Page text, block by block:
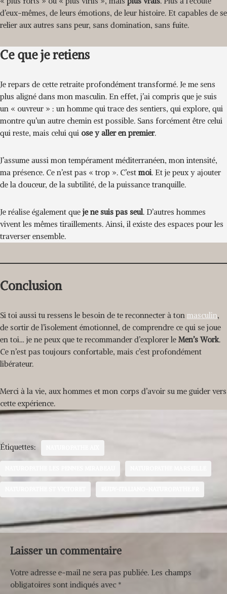
d’eux-mêmes, de leurs émotions, de leur histoire. Et capables de se
relier aux autres sans peur, sans domination, sans fuite.
Ce que je retiens
Je repars de cette retraite profondément transformé. Je me sens
plus aligné dans mon masculin. En effet, j’ai compris que je suis
un « ouvreur » : un homme qui trace des sentiers, qui explore, qui
montre qu’un autre chemin est possible. Sans forcément être celui
qui reste, mais celui qui ose y aller en premier.
J’assume aussi mon tempérament méditerranéen, mon intensité,
ma présence. Ce n’est pas « trop ». C’estmoi. Et je peux y ajouter
de la douceur, de la subtilité, de la puissance tranquille.
Je réalise également queje ne suis pas seul. D’autres hommes
vivent les mêmes tiraillements. Ainsi, il existe des espaces pour les
traverser ensemble.
Conclusion
Si toi aussi tu ressens le besoin de te reconnecter à ton masculin,
de sortir de l’isolement émotionnel, de comprendre ce qui se joue
en toi… je ne peux que te recommander d’explorer le Men’s Work.
Ce n’est pas toujours confortable, mais c’est profondément
libérateur.
Merci à la vie, aux hommes et mon corps d’avoir su me guider vers
cette expérience.
Étiquettes:
Laisser un commentaire
Votre adresse e-mail ne sera pas publiée. Les champs
obligatoires sont indiqués avec *